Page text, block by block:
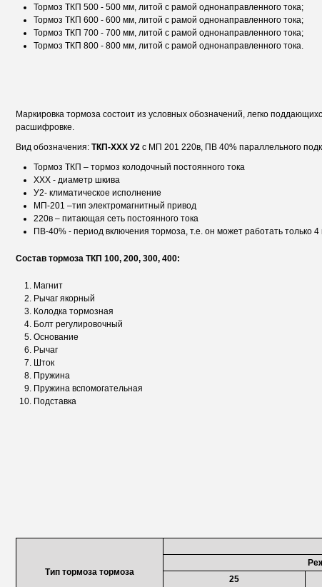
Тормоз ТКП 500 - 500 мм, литой с рамой однонаправленного тока;
Тормоз ТКП 600 - 600 мм, литой с рамой однонаправленного тока;
Тормоз ТКП 700 - 700 мм, литой с рамой однонаправленного тока;
Тормоз ТКП 800 - 800 мм, литой с рамой однонаправленного тока.
Маркировка тормоза состоит из условных обозначений, легко
расшифровке.
Вид обозначения: ТКП-XXX У2 с МП 201 220в, ПВ 40% параллельного
Тормоз ТКП – тормоз колодочный постоянного тока
XXX - диаметр шкива
У2- климатическое исполнение
МП-201 –тип электромагнитный привод
220в – питающая сеть постоянного тока
ПВ-40% - период включения тормоза, т.е. он может работать только 4
Состав тормоза ТКП 100, 200, 300, 400:
Магнит
Рычаг якорный
Колодка тормозная
Болт регулировочный
Основание
Рычаг
Шток
Пружина
Пружина вспомогательная
Подставка
Тип тормоза тормоза
25